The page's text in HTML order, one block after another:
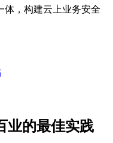
体，构建云上业务安全
业的最佳实践